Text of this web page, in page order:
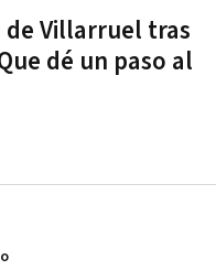
Villarruel tras
dé un paso al